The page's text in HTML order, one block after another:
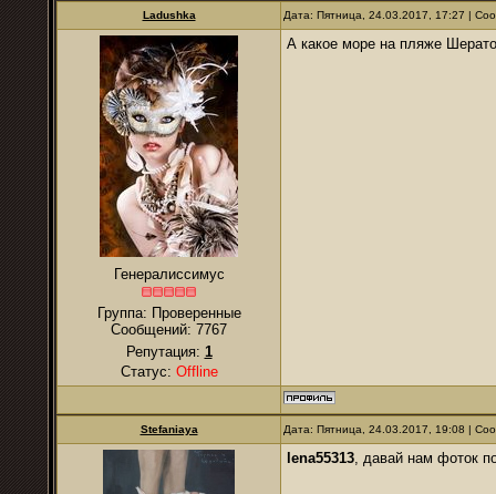
Ladushka Дата: Пятница, 24.03.2017, 17:27 |
Генералиссимус
Группа: Проверенные
Сообщений: 7767
Репутация: 1
Статус: Offline
А какое море на пляже
Stefaniaya Дата: Пятница, 24.03.2017, 19:08 |
lena55313, давай нам фоток